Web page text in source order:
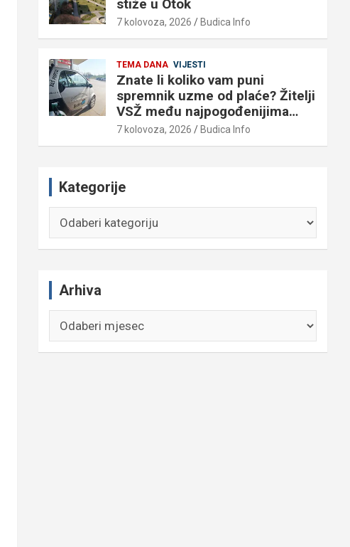
stiže u Otok
7 kolovoza, 2026 Budica Info
TEMA DANA VIJESTI
Znate li koliko vam puni
spremnik uzme od plaće? Žitelji
VSŽ među najpogođenijima…
7 kolovoza, 2026 Budica Info
Kategorije
Arhiva